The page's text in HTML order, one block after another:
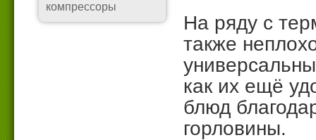
компрессоры
На ряду с
также
как их ещё
блюд
горловины.